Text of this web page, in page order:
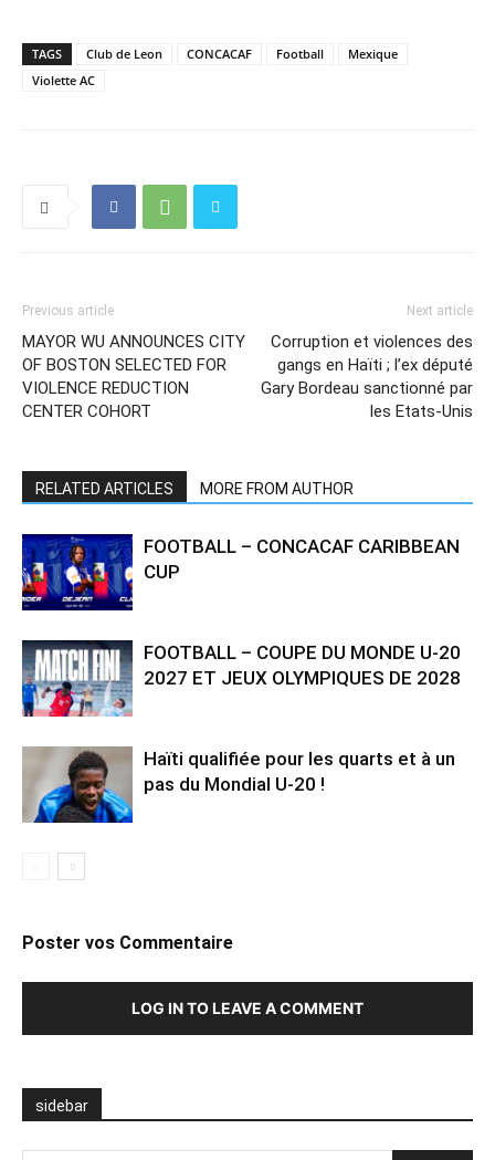
TAGS Club de Leon CONCACAF Football
Mexique
Violette AC
Previous article
MAYOR WU ANNOUNCES CITY
OF BOSTON SELECTED FOR
VIOLENCE REDUCTION
CENTER COHORT
Next article
Corruption et violences des
gangs en Haïti ; l’ex député
Gary Bordeau sanctionné par
les Etats-Unis
RELATED ARTICLES MORE FROM AUTHOR
FOOTBALL – CONCACAF CARIBBEAN
CUP
FOOTBALL – COUPE DU MONDE U-20
2027 ET JEUX OLYMPIQUES DE 2028
Haïti qualifiée pour les quarts et à un
pas du Mondial U-20 !
Poster vos Commentaire
LOG IN TO LEAVE A COMMENT
sidebar